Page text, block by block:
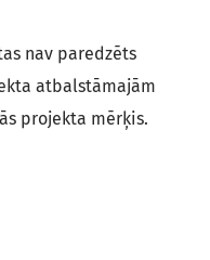
nav paredzēts
atbalstāmajām
projekta mērķis.